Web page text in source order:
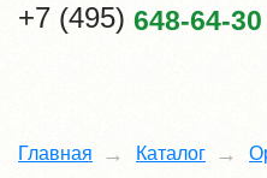
+7 (495) 648-64-30
Главная Каталог